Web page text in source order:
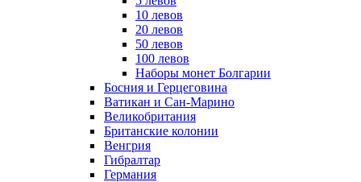
10 левов
20 левов
50 левов
100 левов
Наборы монет Болгарии
Босния и Герцеговина
Ватикан и Сан-Марино
Великобритания
Британские колонии
Венгрия
Гибралтар
Германия